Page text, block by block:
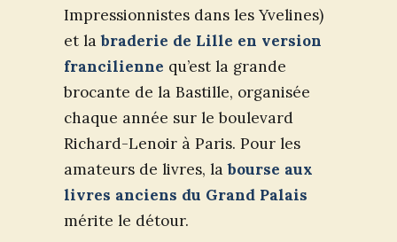
Impressionnistes dans les Yvelines)
et labraderie de Lille en version
francilienne qu’est la grande
brocante de la Bastille, organisée
chaque année sur le boulevard
Richard-Lenoir à Paris. Pour les
amateurs de livres, labourse aux
livres anciens du Grand Palais
mérite le détour.